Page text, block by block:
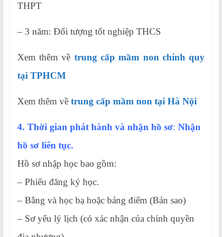
THPT
– 3 năm: Đối tượng tốt nghiệp THCS
Xem thêm về trung cấp mầm non chính quy
tại TPHCM
Xem thêm về trung cấp mầm non tại Hà Nội
4. Thời gian phát hành và nhận hồ sơ: Nhận
hồ sơ liên tục.
Hồ sơ nhập học bao gồm:
– Phiếu đăng ký học.
– Bằng và học bạ hoặc bảng điểm (Bản sao)
– Sơ yếu lý lịch (có xác nhận của chính quyền